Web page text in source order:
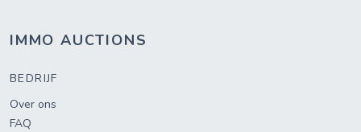
IMMO AUCTIONS
BEDRIJF
Over ons
FAQ